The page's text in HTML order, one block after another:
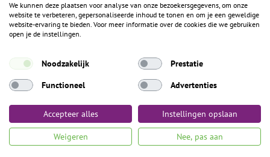
F
a
c
o
o
I
n
s
g
a
Y
o
u
b
P
i
n
ALGEMENE INFORMATIE
Het Geheim over de grens zijn de Duitse vakantieregio’s
Algemene voorwaarden Privacybeleid Toegankelijkheid
We kunnen deze plaatsen voor analyse van onze bezoekersgegevens, om onze
website te verbeteren, gepersonaliseerde inhoud te tonen en om je een geweldige
website-ervaring te bieden. Voor meer informatie over de cookies die we gebruiken
open je de instellingen.
Noodzakelijk
Prestatie
Functioneel
Advertenties
Accepteer alles Instellingen opslaan
Weigeren Nee, pas aan